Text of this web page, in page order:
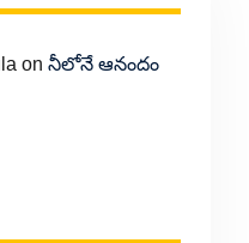
on నీలోనే ఆనందం